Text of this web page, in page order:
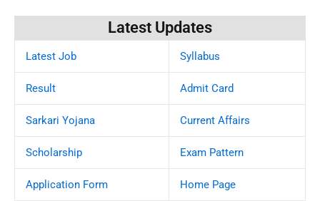
Latest Updates
Latest Job Syllabus
Result Admit Card
Sarkari Yojana Current Affairs
Scholarship Exam Pattern
Application Form Home Page